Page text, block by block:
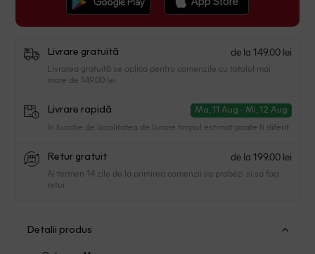
Livrare gratuită de la 149.00 lei
Livrarea gratuită se aplica pentru comenzile cu totalul mai
mare de 149.00 lei
Livrare rapidă Ma, 11 Aug - Mi, 12 Aug
In functie de localitatea de livrare timpul estimat poate fi diferit.
Retur gratuit de la 199.00 lei
Ai termen 14 zile de la primirea comenzii sa probezi si sa faci
retur.
Detalii produs